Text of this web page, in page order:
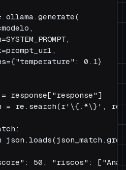
ollama.generate(
0.1}
response["response"]
= re.search(r'\{.*\}',
50, "riscos":